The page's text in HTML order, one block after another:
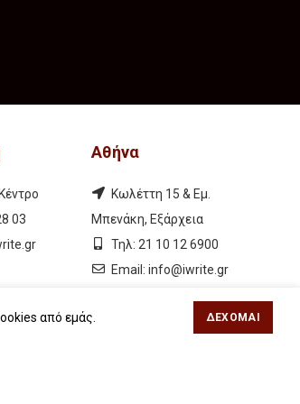
03
Αθήνα
Κωλέττη 15 & Εμ.
Μπενάκη, Εξάρχεια
Τηλ: 21 10 12 6900
Εmail: info@iwrite.gr
από εμάς. ΔΈΧΟΜΑΙ